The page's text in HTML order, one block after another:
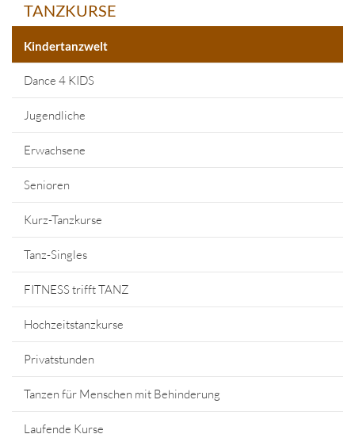
TANZKURSE
Kindertanzwelt
Dance 4 KIDS
Jugendliche
Erwachsene
Senioren
Kurz-Tanzkurse
Tanz-Singles
FITNESS trifft TANZ
Hochzeitstanzkurse
Privatstunden
Tanzen für Menschen mit Behinderung
Laufende Kurse